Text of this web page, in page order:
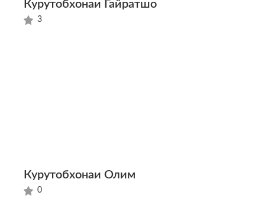
Курутобхонаи Гайратшо
3
Курутобхонаи Олим
0